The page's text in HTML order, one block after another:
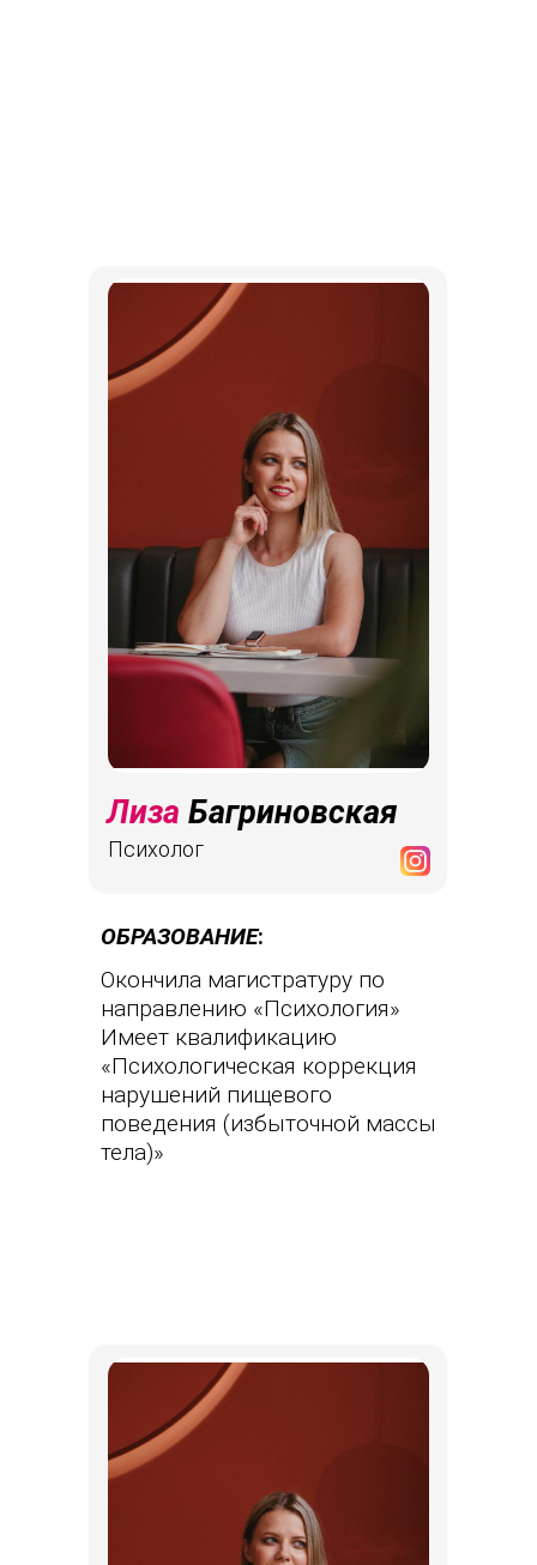
Лиза Багриновская
Психолог
ОБРАЗОВАНИЕ:
Окончила магистратуру по
направлению «Психология»
Имеет квалификацию
«Психологическая коррекция
нарушений пищевого
поведения (избыточной массы
тела)»